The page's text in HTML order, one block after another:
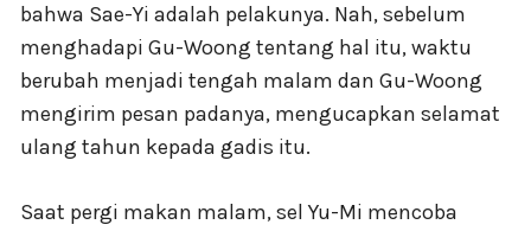
bahwa Sae-Yi adalah pelakunya. Nah, sebelum
menghadapi Gu-Woong tentang hal itu, waktu
berubah menjadi tengah malam dan Gu-Woong
mengirim pesan padanya, mengucapkan selamat
ulang tahun kepada gadis itu.
Saat pergi makan malam, sel Yu-Mi mencoba